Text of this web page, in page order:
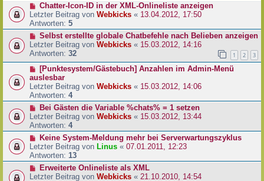
Chatter-Icon-ID in der XML-Onlineliste anzeigen
Letzter Beitrag von Webkicks « 13.04.2012, 17:50
Antworten: 5
Selbst erstellte globale Chatbefehle nach Belieben anzeigen
Letzter Beitrag von Webkicks « 15.03.2012, 14:16
Antworten: 32 1 2 3
[Punktesystem/Gästebuch] Anzahlen im Admin-Menü
auslesbar
Letzter Beitrag von Webkicks « 15.03.2012, 14:06
Antworten: 4
Bei Gästen die Variable %chats% = 1 setzen
Letzter Beitrag von Webkicks « 15.03.2012, 13:44
Antworten: 4
Keine System-Meldung mehr bei Serverwartungszyklus
Letzter Beitrag von Linus « 07.01.2011, 12:23
Antworten: 13
Erweiterte Onlineliste als XML
Letzter Beitrag von Webkicks « 21.10.2010, 14:54